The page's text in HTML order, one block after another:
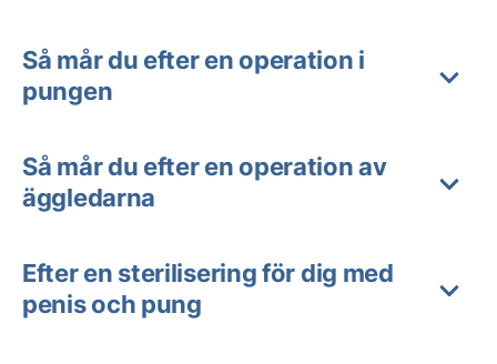
Så mår du efter en operation i
pungen
Så mår du efter en operation av
äggledarna
Efter en sterilisering för dig med
penis och pung